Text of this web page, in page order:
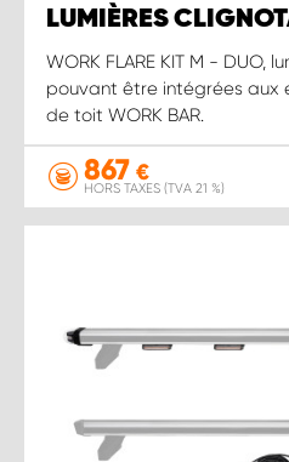
LUMIÈRES
WORK FLARE KIT M - DUO,
pouvant être intégrées aux
de toit WORK BAR.
867 €
HORS TAXES (TVA 21 %)